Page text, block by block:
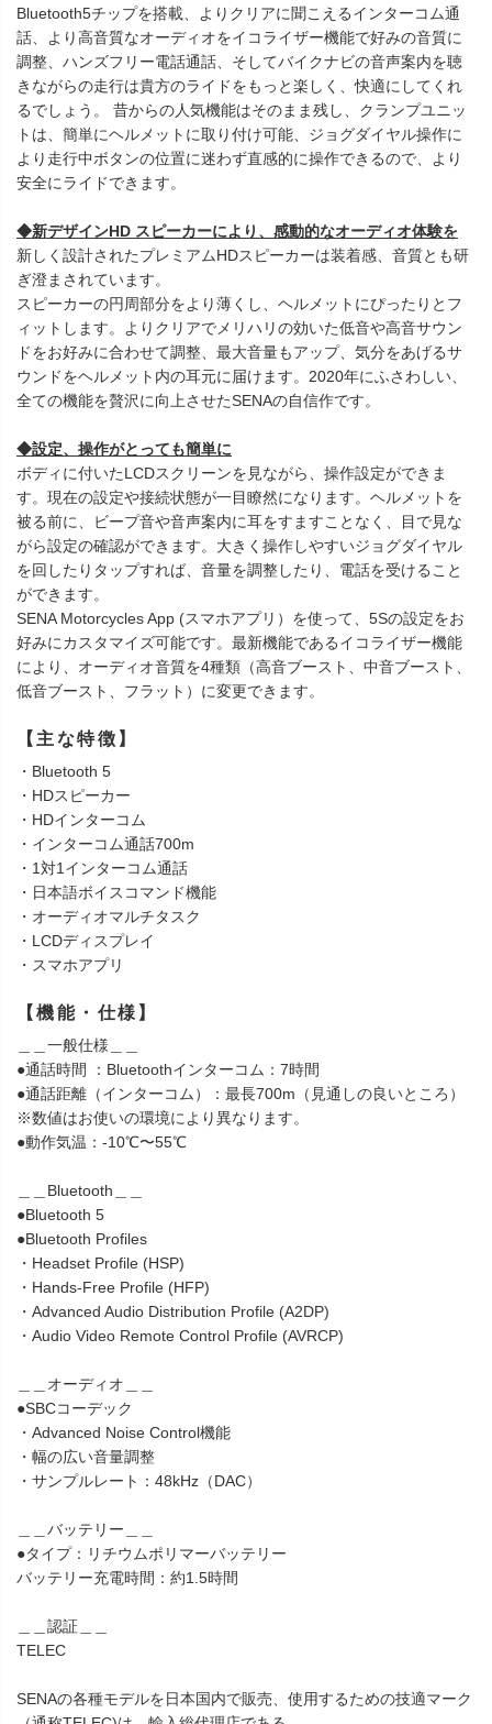
Bluetooth5チップを搭載、よりクリアに聞こえるインターコム通
話、より高音質なオーディオをイコライザー機能で好みの音質に
調整、ハンズフリー電話通話、そしてバイクナビの音声案内を聴
きながらの走行は貴方のライドをもっと楽しく、快適にしてくれ
るでしょう。 昔からの人気機能はそのまま残し、クランプユニッ
トは、簡単にヘルメットに取り付け可能、ジョグダイヤル操作に
より走行中ボタンの位置に迷わず直感的に操作できるので、より
安全にライドできます。
◆新デザインHD スピーカーにより、感動的なオーディオ体験を
新しく設計されたプレミアムHDスピーカーは装着感、音質とも研
ぎ澄まされています。
スピーカーの円周部分をより薄くし、ヘルメットにぴったりとフ
ィットします。よりクリアでメリハリの効いた低音や高音サウン
ドをお好みに合わせて調整、最大音量もアップ、気分をあげるサ
ウンドをヘルメット内の耳元に届けます。2020年にふさわしい、
全ての機能を贅沢に向上させたSENAの自信作です。
◆設定、操作がとっても簡単に
ボディに付いたLCDスクリーンを見ながら、操作設定ができま
す。現在の設定や接続状態が一目瞭然になります。ヘルメットを
被る前に、ビープ音や音声案内に耳をすますことなく、目で見な
がら設定の確認ができます。大きく操作しやすいジョグダイヤル
を回したりタップすれば、音量を調整したり、電話を受けること
ができます。
SENA Motorcycles App (スマホアプリ）を使って、5Sの設定をお
好みにカスタマイズ可能です。最新機能であるイコライザー機能
により、オーディオ音質を4種類（高音ブースト、中音ブースト、
低音ブースト、フラット）に変更できます。
【主な特徴】
・Bluetooth 5
・HDスピーカー
・HDインターコム
・インターコム通話700m
・1対1インターコム通話
・日本語ボイスコマンド機能
・オーディオマルチタスク
・LCDディスプレイ
・スマホアプリ
【機能・仕様】
＿＿一般仕様＿＿
●通話時間 ：Bluetoothインターコム：7時間
●通話距離（インターコム）：最長700m（見通しの良いところ）
※数値はお使いの環境により異なります。
●動作気温：-10℃〜55℃
＿＿Bluetooth＿＿
●Bluetooth 5
●Bluetooth Profiles
・Headset Profile (HSP)
・Hands-Free Profile (HFP)
・Advanced Audio Distribution Profile (A2DP)
・Audio Video Remote Control Profile (AVRCP)
＿＿オーディオ＿＿
●SBCコーデック
・Advanced Noise Control機能
・幅の広い音量調整
・サンプルレート：48kHz（DAC）
＿＿バッテリー＿＿
●タイプ：リチウムポリマーバッテリー
バッテリー充電時間：約1.5時間
＿＿認証＿＿
TELEC
SENAの各種モデルを日本国内で販売、使用するための技適マーク